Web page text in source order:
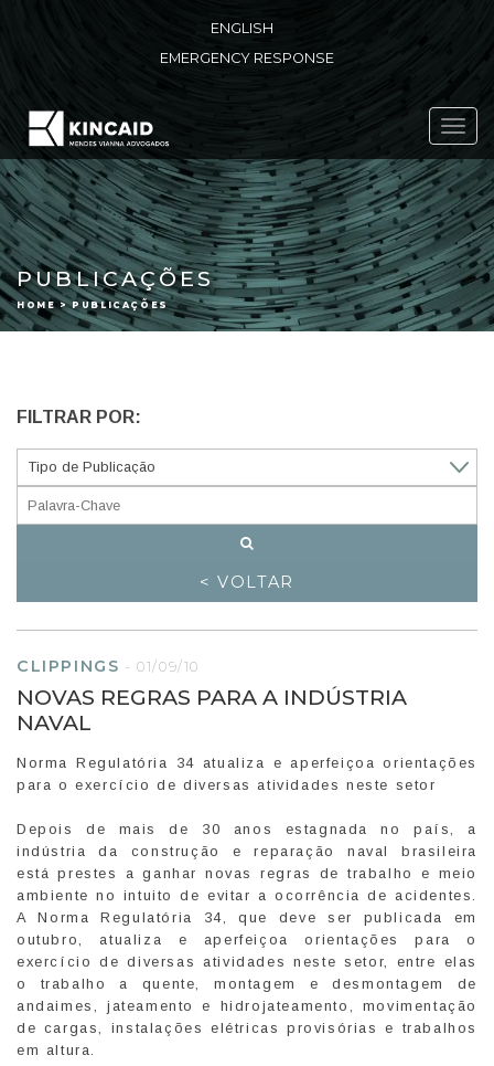
ENGLISH
EMERGENCY RESPONSE
PUBLICAÇÕES
HOME > PUBLICAÇÕES
FILTRAR POR:
< VOLTAR
CLIPPINGS -01/09/10
NOVAS REGRAS PARA A INDÚSTRIA
NAVAL
Norma Regulatória 34 atualiza e aperfeiçoa orientações
para o exercício de diversas atividades neste setor
Depois de mais de 30 anos estagnada no país, a
indústria da construção e reparação naval brasileira
está prestes a ganhar novas regras de trabalho e meio
ambiente no intuito de evitar a ocorrência de acidentes.
A Norma Regulatória 34, que deve ser publicada em
outubro, atualiza e aperfeiçoa orientações para o
exercício de diversas atividades neste setor, entre elas
o trabalho a quente, montagem e desmontagem de
andaimes, jateamento e hidrojateamento, movimentação
de cargas, instalações elétricas provisórias e trabalhos
em altura.